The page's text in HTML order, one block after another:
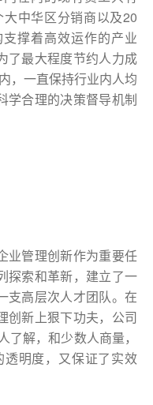
中华区分销商以及20
撑着高效运作的产业
了最大程度节约人力成
，一直保持行业内人均
学合理的决策督导机制
业管理创新作为重要任
探索和革新，建立了一
支高层次人才团队。在
创新上狠下功夫，公司
了解，和少数人商量，
透明度，又保证了实效